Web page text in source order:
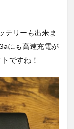
テリーも出来ま
にも高速充電が
ですね！